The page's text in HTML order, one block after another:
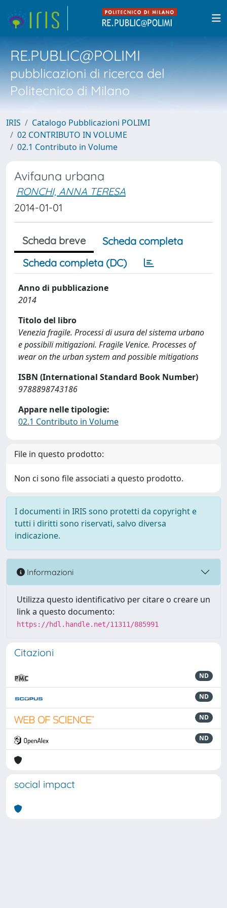
RE.PUBLIC@POLIMI
pubblicazioni di ricerca del
Politecnico di Milano
IRIS
Catalogo Pubblicazioni POLIMI
02 CONTRIBUTO IN VOLUME
02.1 Contributo in Volume
Avifauna urbana
RONCHI, ANNA TERESA
2014-01-01
Scheda breve
Scheda completa
Scheda completa (DC)
Anno di pubblicazione
2014
Titolo del libro
Venezia fragile. Processi di usura del sistema urbano
e possibili mitigazioni. Fragile Venice. Processes of
wear on the urban system and possible mitigations
ISBN (International Standard Book Number)
9788898743186
Appare nelle tipologie:
02.1 Contributo in Volume
File in questo prodotto:
Non ci sono file associati a questo prodotto.
I documenti in IRIS sono protetti da copyright e
tutti i diritti sono riservati, salvo diversa
indicazione.
Informazioni
Utilizza questo identificativo per citare o creare un
link a questo documento:
https://hdl.handle.net/11311/885991
Citazioni
ND
ND
ND
ND
social impact